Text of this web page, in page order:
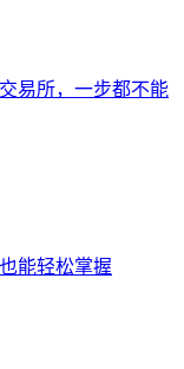
易所，一步都不能
能轻松掌握